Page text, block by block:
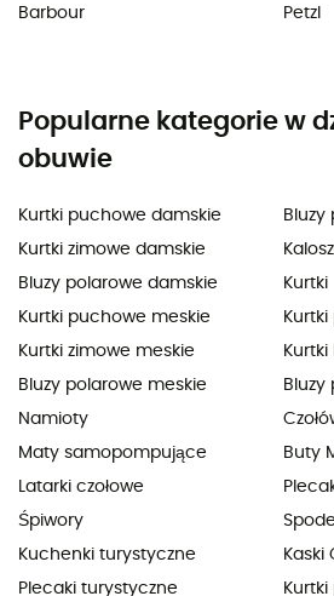
Barbour
Petzl
Popularne kategorie w
obuwie
Kurtki puchowe damskie
Kurtki zimowe damskie
Bluzy polarowe damskie
Kurtki puchowe meskie
Kurtki zimowe meskie
Bluzy polarowe meskie
Namioty
Maty samopompujące
Latarki czołowe
Śpiwory
Kuchenki turystyczne
Plecaki turystyczne
Bluzy
Kurtki
Kurtki
Buty
Kaski